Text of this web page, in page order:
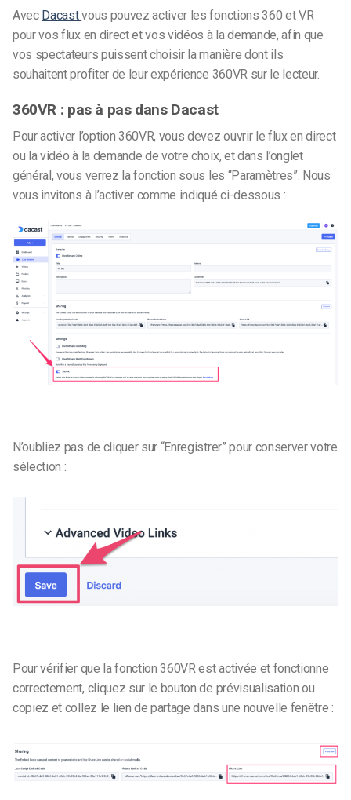
Avec Dacastvous pouvez activer les fonctions 360 et VR
pour vos flux en direct et vos vidéos à la demande, afin que
vos spectateurs puissent choisir la manière dont ils
souhaitent profiter de leur expérience 360VR sur le lecteur.
360VR : pas à pas dans Dacast
Pour activer l’option 360VR, vous devez ouvrir le flux en direct
ou la vidéo à la demande de votre choix, et dans l’onglet
général, vous verrez la fonction sous les “Paramètres”. Nous
vous invitons à l’activer comme indiqué ci-dessous :
N’oubliez pas de cliquer sur “Enregistrer” pour conserver votre
sélection :
Pour vérifier que la fonction 360VR est activée et fonctionne
correctement, cliquez sur le bouton de prévisualisation ou
copiez et collez le lien de partage dans une nouvelle fenêtre :